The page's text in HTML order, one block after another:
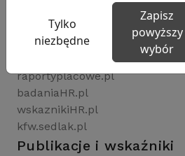
Rynekpracy.pl
sedlak.pl
raportyplacowe.pl
badaniaHR.pl
wskaznikiHR.pl
kfw.sedlak.pl
Publikacje i wskaźniki
Tylko
niezbędne
Zapisz
powyższy
wybór